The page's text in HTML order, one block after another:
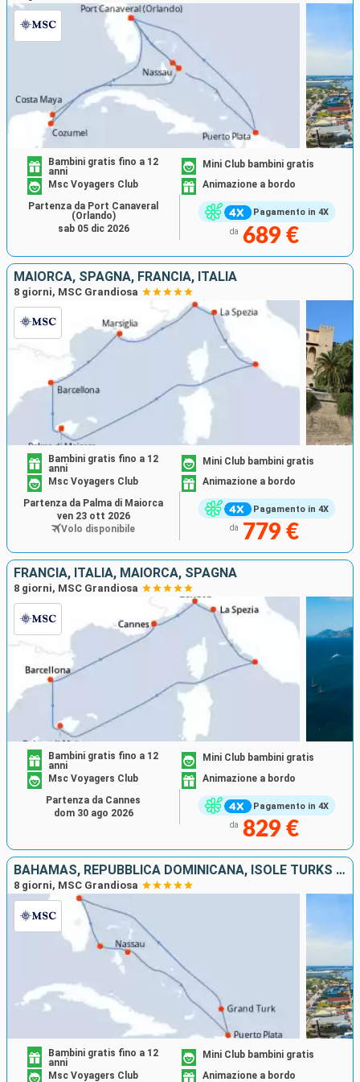
Pagamento in 4X
Bambini gratis fino a 12
anni
Mini Club bambini gratis
Msc Voyagers Club
Animazione a bordo
da 689 €
Partenza da Port Canaveral
(Orlando)
sab 05 dic 2026
MAIORCA, SPAGNA, FRANCIA, ITALIA
8 giorni, MSC Grandiosa
Pagamento in 4X
Bambini gratis fino a 12
anni
Mini Club bambini gratis
Msc Voyagers Club
Animazione a bordo
da 779 €
Partenza da Palma di Maiorca
ven 23 ott 2026
Volo disponibile
FRANCIA, ITALIA, MAIORCA, SPAGNA
8 giorni, MSC Grandiosa
Pagamento in 4X
Bambini gratis fino a 12
anni
Mini Club bambini gratis
Msc Voyagers Club
Animazione a bordo
da 829 €
Partenza da Cannes
dom 30 ago 2026
BAHAMAS, REPUBBLICA DOMINICANA, ISOLE TURKS E CAICOS, STATI UNITI
8 giorni, MSC Grandiosa
Bambini gratis fino a 12
anni
Mini Club bambini gratis
Msc Voyagers Club
Animazione a bordo